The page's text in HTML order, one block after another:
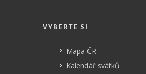
VYBERTE SI
Mapa ČR
Kalendář svátků